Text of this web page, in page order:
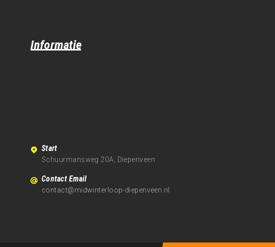
Informatie
Start
Schuurmansweg 20A, Diepenveen
Contact Email
contact@midwinterloop-diepenveen.nl